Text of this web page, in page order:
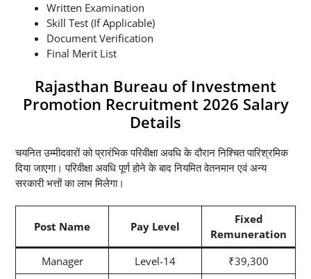
Written Examination
Skill Test (If Applicable)
Document Verification
Final Merit List
Rajasthan Bureau of Investment
Promotion Recruitment 2026 Salary
Details
चयनित उम्मीदवारों को प्रारंभिक परिवीक्षा अवधि के दौरान निश्चित पारिश्रमिक
दिया जाएगा। परिवीक्षा अवधि पूर्ण होने के बाद नियमित वेतनमान एवं अन्य
सरकारी भत्तों का लाभ मिलेगा।
Post Name Pay Level
Fixed
Remuneration
Manager
Level-14
₹39,300